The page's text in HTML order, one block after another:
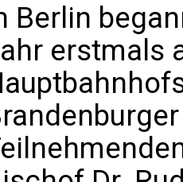
Berlin
erstmals